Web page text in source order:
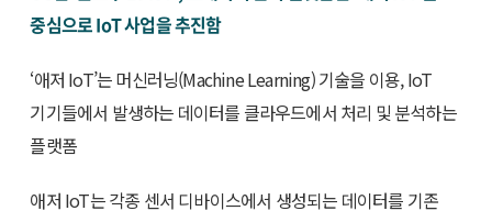
중심으로 IoT 사업을 추진함
‘애저 IoT’는 머신러닝(Machine Learning) 기술을 이용, IoT
기기들에서 발생하는 데이터를 클라우드에서 처리 및 분석하는
플랫폼
애저 IoT는 각종 센서 디바이스에서 생성되는 데이터를 기존